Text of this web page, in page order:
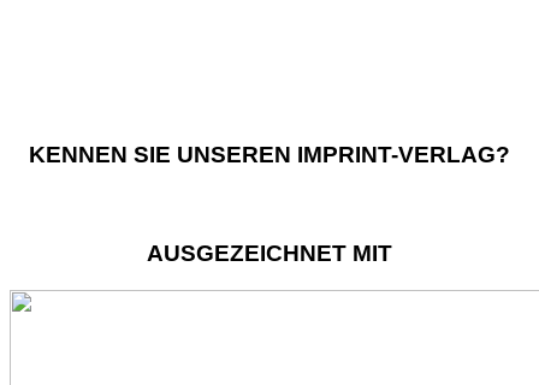
KENNEN SIE UNSEREN IMPRINT-VERLAG?
AUSGEZEICHNET MIT